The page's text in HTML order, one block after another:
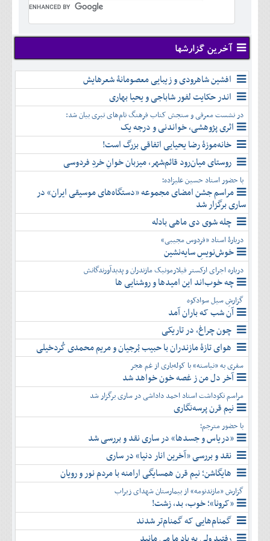
دی
بهمن
اسفند
آبان
آذر
دی
بهمن
اسفند
شهريور
مهر
آبان
آذر
دی
بهمن
اسفند
تير
مرداد
شهريور
مهر
آبان
آذر
دی
بهمن
اسفند
آخرین گزارشها
افشین شاهرودی و زیبایی معصومانۀ شعرهایش
اندر حکایت لفور شاباجی و یحیا بهاری
در نشست معرفی و سنجش کتاب فرهنگ نام‌های تبری بیان شد:
اثری پژوهشی، خواندنی و درجه یک
خانه‌موزۀ رضا یحیایی اتفاقی بزرگ است!
روستای میان‌رود قائم‌شهر، میزبان خوانِ خردِ فردوسی
با حضور استاد حسین علیزاده؛
مراسم جشن امضای مجموعه «دستگاه‌های موسیقی ایران» در
ساری برگزار شد
چله شوی دی ماهی بادله
دربارۀ استاد «فردوس مجیبی»
خوش‌نویسِ سایه‌نشین
درباره اجرای ارکستر فیلارمونیک مازندران و پدیدآورندگانش
چه خوب‌اند این امیدها و روشنایی ها
گزارشِ سیل سوادکوه
آن شب که باران آمد
چون چراغ، در تاریکی
هوای تازۀ مازندران با حبیب بُرجیان و مریم محمدی کُردخیلی
سفری به «نیاسته» با کوله‌باری از غم هجر
آخر دل من ز غصه خون خواهد شد
مراسم نکوداشت استاد احمد داداشی در ساری برگزار شد
نیم قرن پرسه‌نگاری
با حضور مترجم؛
«دریاس و جسدها» در ساری نقد و بررسی شد
نقد و بررسی «آخرین انار دنیا» در ساری
هایگاشن؛ نیم قرن همسایگی ارامنه با مردم نور و رویان
گزارش «مازندنومه» از بیمارستان شهدای زیراب
«کرونا»؛ خوب، بد، زشت!
گمنام‌هایی که گمنام‌تر شدند